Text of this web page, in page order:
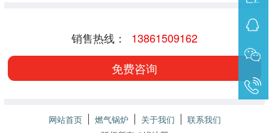
销售热线： 13861509162
免费咨询
网站首页 燃气锅炉 关于我们
联系我们